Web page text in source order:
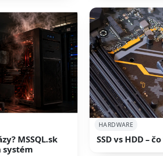
MSSQL.sk
systém
HARDWARE
SSD vs HDD –